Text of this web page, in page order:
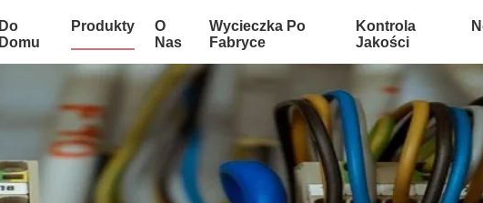
Do
Domu
Produkty
O
Nas
Wycieczka Po
Fabryce
Kontrola
Jakości